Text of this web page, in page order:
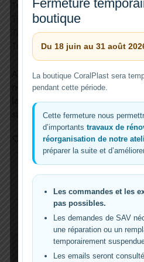
Tunze Stream 6015
Tunze Stream 6020
Tunze Stream 6025
Tunze Stream 6045
ATTENTION: Si votre pompe
nous envoyer une-mail
la grande majorité des cas,
support personnalisé sans frais
Add to Wishlist
Guaranteed
Description
Fermeture
boutique
Du 18 juin au 31 août
La boutique CoralPlast sera
pendant cette période.
Cette fermeture nous
d’importants travaux de
réorganisation de notre
préparer la suite et
Les commandes et les
pas possibles.
Les demandes de SAV
une réparation ou un
temporairement
Les emails seront